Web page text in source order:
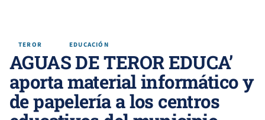
TEROR EDUCACIÓN
AGUAS DE TEROR EDUCA’
aporta material informático y
de papelería a los centros